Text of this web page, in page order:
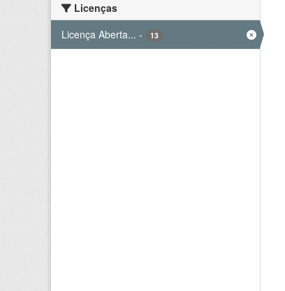
Licenças
Licença Aberta... - 13